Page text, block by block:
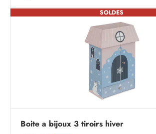
SOLDES
Boite a bijoux 3 tiroirs hiver